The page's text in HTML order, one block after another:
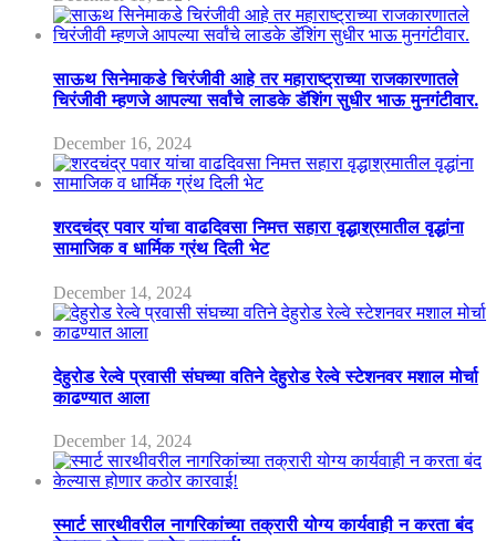
साऊथ सिनेमाकडे चिरंजीवी आहे तर महाराष्ट्राच्या राजकारणातले
चिरंजीवी म्हणजे आपल्या सर्वांचे लाडके डॅशिंग सुधीर भाऊ मुनगंटीवार.
December 16, 2024
शरदचंद्र पवार यांचा वाढदिवसा निमत्त सहारा वृद्धाश्रमातील वृद्धांना
सामाजिक व धार्मिक ग्रंथ दिली भेट
December 14, 2024
देहुरोड रेल्वे प्रवासी संघच्या वतिने देहुरोड रेल्वे स्टेशनवर मशाल मोर्चा
काढण्यात आला
December 14, 2024
स्मार्ट सारथीवरील नागरिकांच्या तक्रारी योग्य कार्यवाही न करता बंद